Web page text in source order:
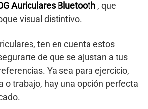
Auriculares Bluetooth , que
visual distintivo.
ten en cuenta estos
de que se ajustan a tus
Ya sea para ejercicio,
o trabajo, hay una opción perfecta